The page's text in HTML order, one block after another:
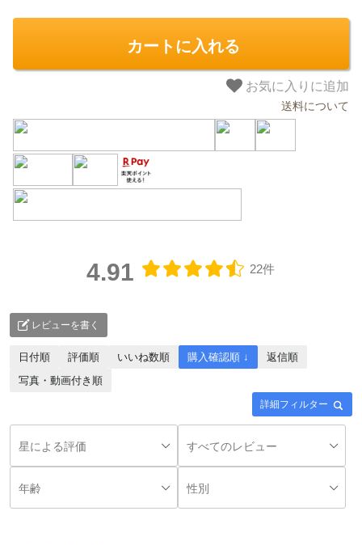
カートに入れる
お気に入りに追加
送料について
4.91 22件
レビューを書く
詳細フィルター
日付順 評価順 いいね数順 購入確認順 ↓
返信順
写真・動画付き順